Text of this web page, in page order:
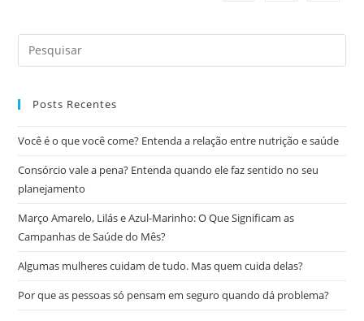
Posts Recentes
Você é o que você come? Entenda a relação entre nutrição e saúde
Consórcio vale a pena? Entenda quando ele faz sentido no seu
planejamento
Março Amarelo, Lilás e Azul-Marinho: O Que Significam as
Campanhas de Saúde do Mês?
Algumas mulheres cuidam de tudo. Mas quem cuida delas?
Por que as pessoas só pensam em seguro quando dá problema?